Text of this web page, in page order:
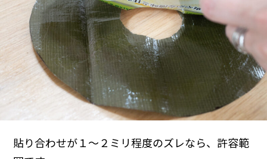
貼り合わせが１〜２ミリ程度のズレなら、許容範